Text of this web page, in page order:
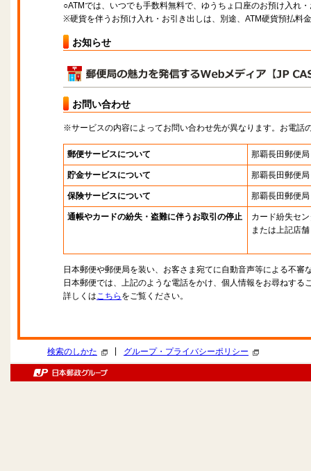
○ATMでは、いつでも手数料無料で、ゆうちょ口座のお預け入れ
※硬貨を伴うお預け入れ・お引き出しは、別途、ATM硬貨預払料
お知らせ
お問い合わせ
※サービスの内容によってお問い合わせ先が異なります。お電話
郵便サービスについて 那覇長田郵便局
貯金サービスについて 那覇長田郵便局
保険サービスについて 那覇長田郵便局
通帳やカードの紛失・盗難に伴うお取引の停止
カード紛失セ
または上記店舗
日本郵便や郵便局を装い、お客さま宛てに自動音声等による不審
日本郵便では、上記のような電話をかけ、個人情報をお尋ねする
詳しくはこちら をご覧ください。
検索のしかた グループ・プライバシーポリシー